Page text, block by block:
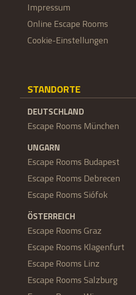
Impressum
Online Escape Rooms
Cookie-Einstellungen
STANDORTE
DEUTSCHLAND
Escape Rooms München
UNGARN
Escape Rooms Budapest
Escape Rooms Debrecen
Escape Rooms Siófok
ÖSTERREICH
Escape Rooms Graz
Escape Rooms Klagenfurt
Escape Rooms Linz
Escape Rooms Salzburg